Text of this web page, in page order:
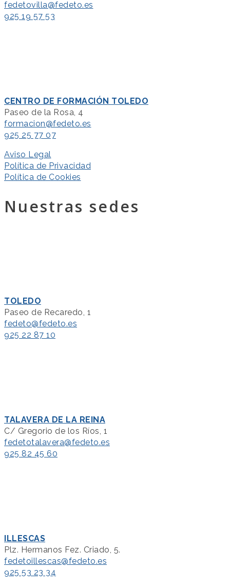
fedetovilla@fedeto.es
925 19 57 53
CENTRO DE FORMACIÓN TOLEDO
Paseo de la Rosa, 4
formacion@fedeto.es
925 25 77 07
Aviso Legal
Política de Privacidad
Política de Cookies
Nuestras sedes
TOLEDO
Paseo de Recaredo, 1
fedeto@fedeto.es
925 22 87 10
TALAVERA DE LA REINA
C/ Gregorio de los Ríos, 1
fedetotalavera@fedeto.es
925 82 45 60
ILLESCAS
Plz. Hermanos Fez. Criado, 5.
fedetoillescas@fedeto.es
925 53 23 34